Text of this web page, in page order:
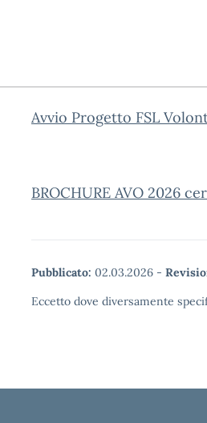
Avvio Progetto FSL
BROCHURE AVO 2026
Pubblicato: 02.03.2026 -
Eccetto dove diversamente